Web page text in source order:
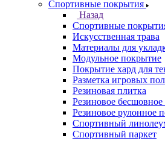
Спортивные покрытия
Назад
Спортивные
Искусственная трава
Материалы для
Модульное покрытие
Покрытие хард для
Разметка игровых
Резиновая плитка
Резиновое
Резиновое рулонное
Спортивный
Спортивный паркет